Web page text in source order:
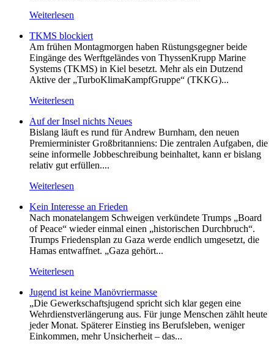
Weiterlesen
TKMS blockiert
Am frühen Montagmorgen haben Rüstungsgegner beide
Eingänge des Werftgeländes von ThyssenKrupp Marine
Systems (TKMS) in Kiel besetzt. Mehr als ein Dutzend
Aktive der „TurboKlimaKampfGruppe“ (TKKG)...
Weiterlesen
Auf der Insel nichts Neues
Bislang läuft es rund für Andrew Burnham, den neuen
Premierminister Großbritanniens: Die zentralen Aufgaben, die
seine informelle Jobbeschreibung beinhaltet, kann er bislang
relativ gut erfüllen....
Weiterlesen
Kein Inte­resse an Frieden
Nach monatelangem Schweigen verkündete Trumps „Board
of Peace“ wieder einmal einen „historischen Durchbruch“.
Trumps Friedensplan zu Gaza werde endlich umgesetzt, die
Hamas entwaffnet. „Gaza gehört...
Weiterlesen
Jugend ist keine Manövriermasse
„Die Gewerkschaftsjugend spricht sich klar gegen eine
Wehrdienstverlängerung aus. Für junge Menschen zählt heute
jeder Monat. Späterer Einstieg ins Berufsleben, weniger
Einkommen, mehr Unsicherheit – das...